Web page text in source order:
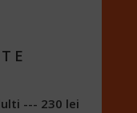
--- 230 lei